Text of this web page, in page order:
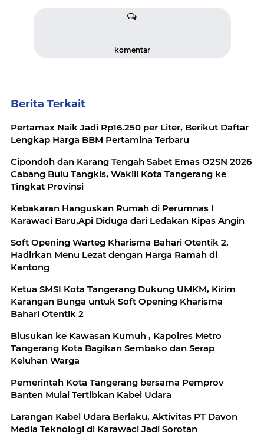
komentar
Berita Terkait
Pertamax Naik Jadi Rp16.250 per Liter, Berikut Daftar
Lengkap Harga BBM Pertamina Terbaru
Cipondoh dan Karang Tengah Sabet Emas O2SN 2026
Cabang Bulu Tangkis, Wakili Kota Tangerang ke
Tingkat Provinsi
Kebakaran Hanguskan Rumah di Perumnas I
Karawaci Baru,Api Diduga dari Ledakan Kipas Angin
Soft Opening Warteg Kharisma Bahari Otentik 2,
Hadirkan Menu Lezat dengan Harga Ramah di
Kantong
Ketua SMSI Kota Tangerang Dukung UMKM, Kirim
Karangan Bunga untuk Soft Opening Kharisma
Bahari Otentik 2
Blusukan ke Kawasan Kumuh , Kapolres Metro
Tangerang Kota Bagikan Sembako dan Serap
Keluhan Warga
Pemerintah Kota Tangerang bersama Pemprov
Banten Mulai Tertibkan Kabel Udara
Larangan Kabel Udara Berlaku, Aktivitas PT Davon
Media Teknologi di Karawaci Jadi Sorotan